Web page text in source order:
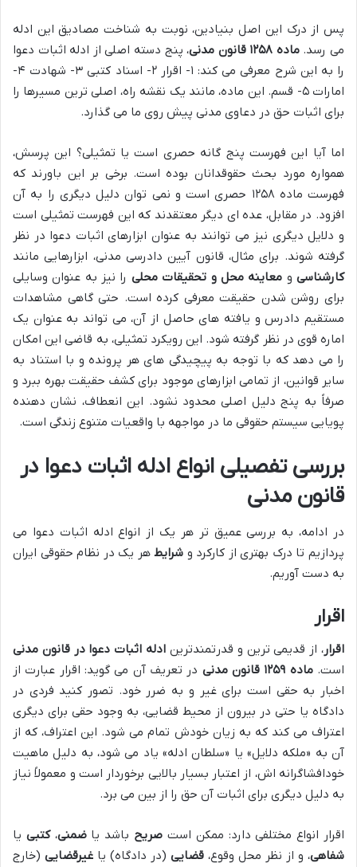
پس از درک این اصل بنیادین، نوبت به شناخت مصادیق این ادله
می رسد.ماده ۱۲۵۸ قانون مدنی
، پنج دسته اصلی از ادله اثبات دعوا
را به این شرح معرفی می کند: ۱- اقرار ۲- اسناد کتبی ۳- شهادت ۴-
امارات ۵- قسم. این ماده، مانند یک نقشه راه، اصلی ترین مسیرها را
برای اثبات حق در دعاوی مدنی پیش روی ما می گذارد.
اما آیا این فهرست پنج گانه حصری است یا تمثیلی؟ این پرسش،
همواره مورد بحث حقوقدانان بوده است. برخی بر این باورند که
فهرست ماده ۱۲۵۸ حصری است و نمی توان دلیل دیگری را به آن
افزود. در مقابل، عده ای دیگر معتقدند که این فهرست تمثیلی است
و دلایل دیگری نیز می توانند به عنوان ابزارهای اثبات دعوا در نظر
گرفته شوند. برای مثال، قانون آیین دادرسی مدنی، ابزارهایی مانند
کارشناسیو معاینه محل و تحقیقات محلی را نیز به عنوان وسایلی
برای روشن شدن حقیقت معرفی کرده است. حتی گاهی مشاهدات
مستقیم دادرس و یافته های حاصل از آن، می تواند به عنوان یک
اماره قوی در نظر گرفته شود. این رویکرد تمثیلی، به قاضی این امکان
را می دهد که با توجه به پیچیدگی های هر پرونده و با استناد به
سایر قوانین، از تمامی ابزارهای موجود برای کشف حقیقت بهره ببرد و
صرفاً به پنج دلیل اصلی محدود نشود. این انعطاف، نشان دهنده
پویایی سیستم حقوقی ما در مواجهه با واقعیات متنوع زندگی است.
بررسی تفصیلی انواع ادله اثبات دعوا در
قانون مدنی
در ادامه، به بررسی عمیق تر هر یک از انواع ادله اثبات دعوا می
پردازیم تا درک بهتری از کارکرد و شرایطهر یک در نظام حقوقی ایران
به دست آوریم.
اقرار
اقرار، از قدیمی ترین و قدرتمندترین ادله اثبات دعوا در قانون مدنی
است.ماده ۱۲۵۹ قانون مدنی
در تعریف آن می گوید: اقرار عبارت از
اخبار به حقی است برای غیر و به ضرر خود. تصور کنید فردی در
دادگاه یا حتی در بیرون از محیط قضایی، به وجود حقی برای دیگری
اعتراف می کند که به زیان خودش تمام می شود. این اعتراف، که از
آن به «ملکه دلایل» یا «سلطان ادله» یاد می شود، به دلیل ماهیت
خودافشاگرانه اش، از اعتبار بسیار بالایی برخوردار است و معمولاً نیاز
به دلیل دیگری برای اثبات آن حق را از بین می برد.
اقرار انواع مختلفی دارد: ممکن است صریح باشد یاضمنی،کتبی یا
شفاهی، و از نظر محل وقوع، قضایی (در دادگاه) یا غیرقضایی (خارج